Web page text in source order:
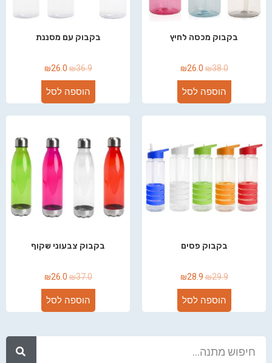
בקבוק מכסה לחיץ
₪38.0
₪26.0
הוספה לסל
בקבוק עם מסננת
₪36.9
₪26.0
הוספה לסל
בקבוק פסים
₪29.9
₪28.9
הוספה לסל
בקבוק צבעוני שקוף
₪37.0
₪26.0
הוספה לסל